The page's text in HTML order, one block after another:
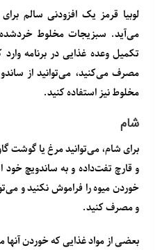
لوبیا قرمز یک افزودنی سالم
می‌آید. سبزیجات مخلوط
تکمیل وعده غذایی در برنامه
مصرف می‌کنید، می‌توانید از
مخلوط نیز استفاده کنید.
شام
برای شام، می‌توانید مرغ یا گوشت
و قارچ تفت‌داده و به ساندویچ خود
خوردن میوه را فراموش نکنید و
و مصرف کنید.
بعضی از مواد غذایی که خوردن